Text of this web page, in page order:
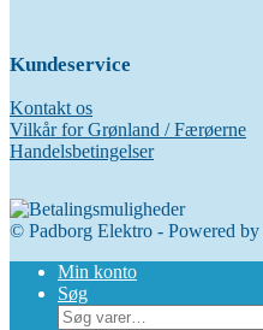
Kundeservice
Kontakt os
Vilkår for Grønland / Færøerne
Handelsbetingelser
© Padborg Elektro - Powered by
Min konto
Søg
Søg